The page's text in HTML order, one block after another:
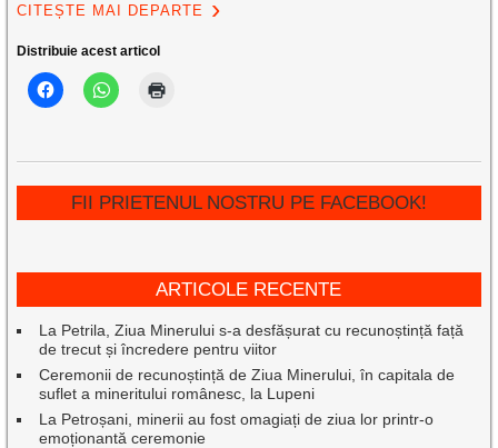
CITEȘTE MAI DEPARTE
Distribuie acest articol
FII PRIETENUL NOSTRU PE FACEBOOK!
ARTICOLE RECENTE
La Petrila, Ziua Minerului s-a desfășurat cu recunoștință față
de trecut și încredere pentru viitor
Ceremonii de recunoștință de Ziua Minerului, în capitala de
suflet a mineritului românesc, la Lupeni
La Petroșani, minerii au fost omagiați de ziua lor printr-o
emoționantă ceremonie